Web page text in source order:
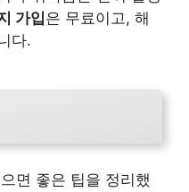
가입은 무료이고, 해
다.
면 좋은 팁을 정리했